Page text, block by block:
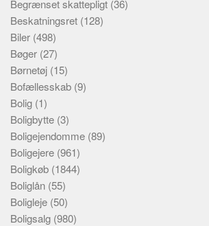
Begrænset skattepligt (36)
Beskatningsret (128)
Biler (498)
Bøger (27)
Børnetøj (15)
Bofællesskab (9)
Bolig (1)
Boligbytte (3)
Boligejendomme (89)
Boligejere (961)
Boligkøb (1844)
Boliglån (55)
Boligleje (50)
Boligsalg (980)